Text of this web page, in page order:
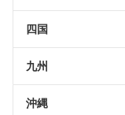
四国
九州
沖縄